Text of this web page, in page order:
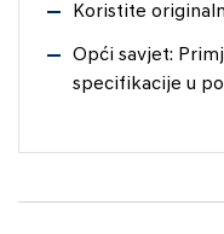
Koristite
Opći savjet:
specifikacije u